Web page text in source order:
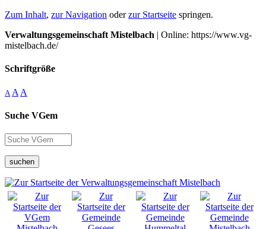
Zum Inhalt, zur Navigation oderzur Startseite springen.
Verwaltungsgemeinschaft Mistelbach | Online: https://www.vg-
mistelbach.de/
Schriftgröße
A A A
Suche VGem
suchen